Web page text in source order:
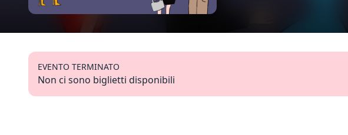
EVENTO TERMINATO
Non ci sono biglietti disponibili